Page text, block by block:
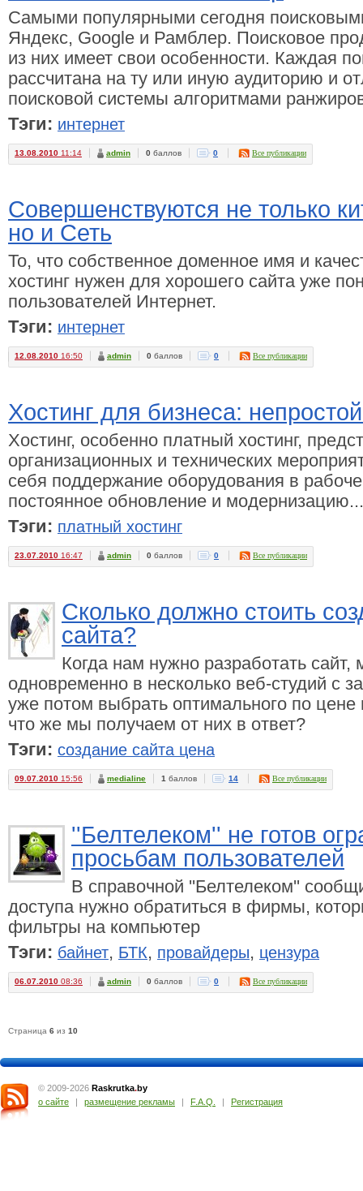
Самыми популярными сегодня
Яндекс, Google и Рамблер. Поисковое
из них имеет свои особенности. Каждая
рассчитана на ту или иную аудиторию и
поисковой системы алгоритмами
Тэги: интернет
13.08.2010 11:14 admin 0 баллов 0 Все публикации
Совершенствуются не только
но и Сеть
То, что собственное доменное имя и
хостинг нужен для хорошего сайта уже
пользователей Интернет.
Тэги: интернет
12.08.2010 16:50 admin 0 баллов 0 Все публикации
Хостинг для бизнеса:
Хостинг, особенно платный хостинг,
организационных и технических
себя поддержание оборудования в
постоянное обновление и модернизацию...
Тэги: платный хостинг
23.07.2010 16:47 admin 0 баллов 0 Все публикации
Сколько должно стоить
сайта?
Когда нам нужно разработать
одновременно в несколько веб-студий с
уже потом выбрать оптимального по цене
что же мы получаем от них в ответ?
Тэги: создание сайта цена
09.07.2010 15:56 medialine 1 баллов 14 Все публикации
''Белтелеком'' не готов
просьбам пользователей
В справочной ''Белтелеком''
доступа нужно обратиться в фирмы,
фильтры на компьютер
Тэги: байнет, БТК, провайдеры, цензура
06.07.2010 08:36 admin 0 баллов 0 Все публикации
Страница 6 из 10
© 2009-2026 Raskrutka.by
о сайте
| размещение рекламы | F.A.Q. | Регистрация